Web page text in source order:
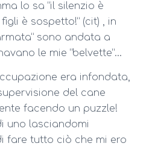
lo sa “il silenzio è
è sospetto!” (cit) , in
sono andata a
le mie “belvette”…
era infondata,
del cane
facendo un puzzle!
uno lasciandomi
fare tutto ciò che mi ero